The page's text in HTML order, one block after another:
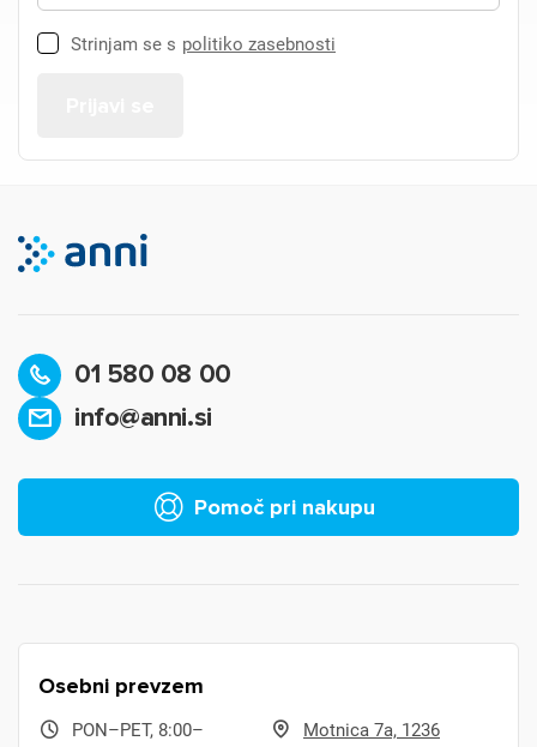
Strinjam se s politiko zasebnosti
01 580 08 00
info@anni.si
Pomoč pri nakupu
Osebni prevzem
PON–PET, 8:00–
Motnica 7a, 1236